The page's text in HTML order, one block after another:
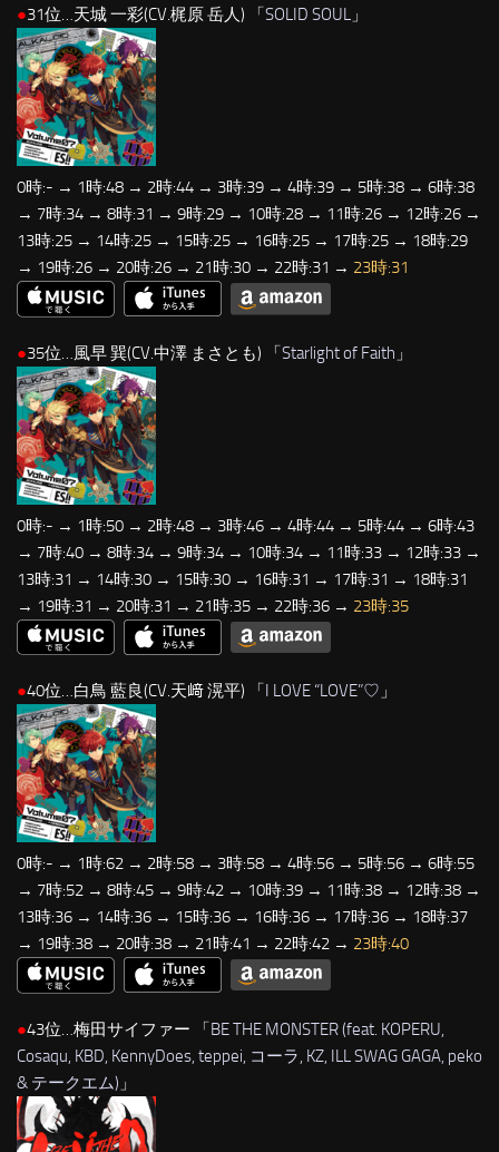
●31位…天城 一彩(CV.梶原 岳人) 「SOLID SOUL 」
0時:- → 1時:48 → 2時:44 → 3時:39 → 4時:39 → 5時:38 → 6時:38
→ 7時:34 → 8時:31 → 9時:29 → 10時:28 → 11時:26 → 12時:26 →
13時:25 → 14時:25 → 15時:25 → 16時:25 → 17時:25 → 18時:29
→ 19時:26 → 20時:26 → 21時:30 → 22時:31 → 23時:31
●35位…風早 巽(CV.中澤 まさとも) 「Starlight of Faith 」
0時:- → 1時:50 → 2時:48 → 3時:46 → 4時:44 → 5時:44 → 6時:43
→ 7時:40 → 8時:34 → 9時:34 → 10時:34 → 11時:33 → 12時:33 →
13時:31 → 14時:30 → 15時:30 → 16時:31 → 17時:31 → 18時:31
→ 19時:31 → 20時:31 → 21時:35 → 22時:36 → 23時:35
●40位…白鳥 藍良(CV.天﨑 滉平) 「I LOVE “LOVE”♡ 」
0時:- → 1時:62 → 2時:58 → 3時:58 → 4時:56 → 5時:56 → 6時:55
→ 7時:52 → 8時:45 → 9時:42 → 10時:39 → 11時:38 → 12時:38 →
13時:36 → 14時:36 → 15時:36 → 16時:36 → 17時:36 → 18時:37
→ 19時:38 → 20時:38 → 21時:41 → 22時:42 → 23時:40
●43位…梅田サイファー 「BE THE MONSTER (feat. KOPERU,
Cosaqu, KBD, KennyDoes, teppei, コーラ, KZ, ILL SWAG GAGA, peko
& テークエム) 」